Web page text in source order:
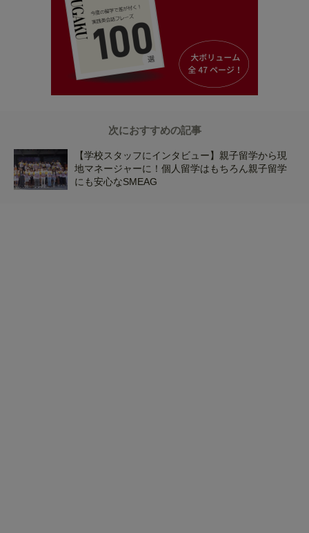
次におすすめの記事
【学校スタッフにインタビュー】親子留学から現
地マネージャーに！個人留学はもちろん親子留学
にも安心なSMEAG